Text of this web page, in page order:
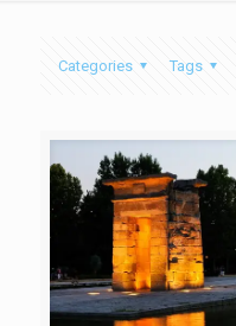
Categories Tags